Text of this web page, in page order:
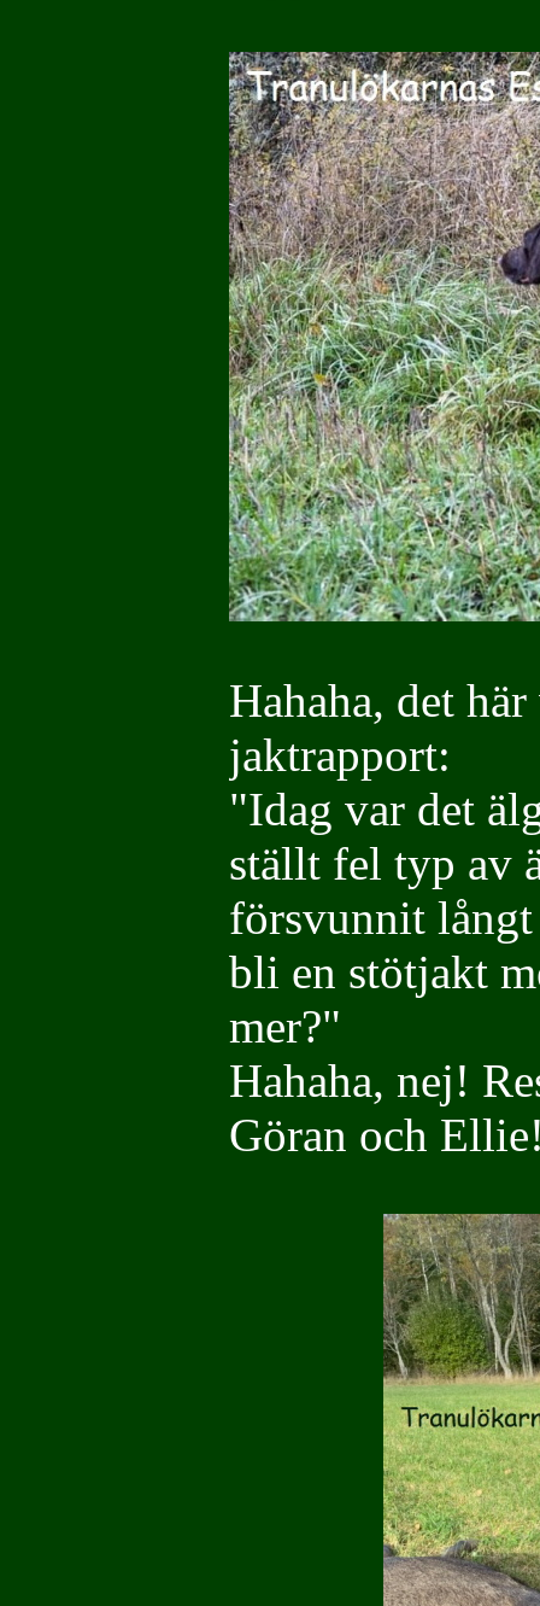
Hahaha, det
jaktrapport:
"Idag var det
ställt fel typ av
försvunnit
bli en stötjakt
mer?"
Hahaha, nej!
Göran och